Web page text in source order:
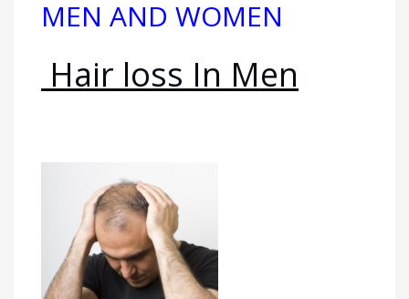
MEN AND WOMEN
Hair loss In Men